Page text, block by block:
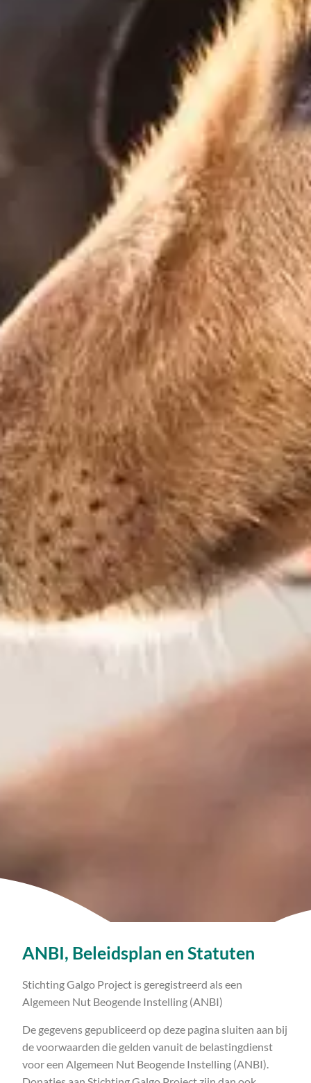
ANBI, Beleidsplan en Statuten
Stichting Galgo Project is geregistreerd als een
Algemeen Nut Beogende Instelling (ANBI)
De gegevens gepubliceerd op deze pagina sluiten aan bij
de voorwaarden die gelden vanuit de belastingdienst
voor een Algemeen Nut Beogende Instelling (ANBI).